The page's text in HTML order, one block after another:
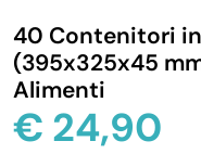
CASA E PERSONA
FERRAMENTA E
40 Contenitori
(395x325x45
Alimenti
€ 24,90